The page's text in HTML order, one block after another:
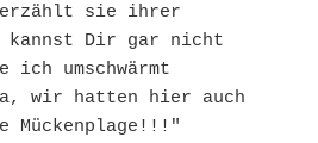
sie ihrer
kannst Dir gar nicht
umschwärmt
wir hatten hier auch
Mückenplage!!!"